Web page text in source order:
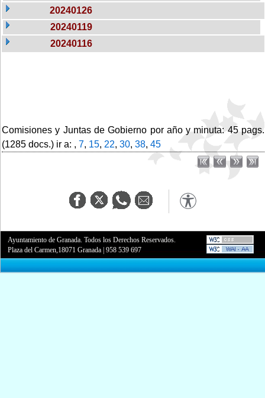
20240126
20240119
20240116
Comisiones y Juntas de Gobierno por año y minuta: 45 pags.
(1285 docs.) ir a: , 7, 15, 22, 30, 38, 45
Ayuntamiento de Granada. Todos los Derechos Reservados.
Plaza del Carmen,18071 Granada |958 539 697